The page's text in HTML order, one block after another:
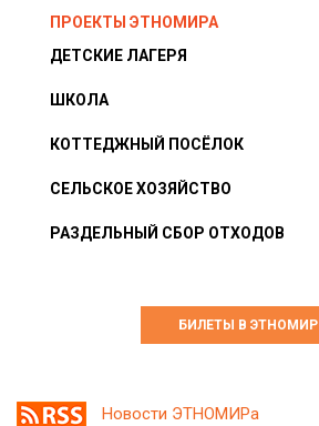
ПРОЕКТЫ ЭТНОМИРА
ДЕТСКИЕ ЛАГЕРЯ
ШКОЛА
КОТТЕДЖНЫЙ ПОСЁЛОК
СЕЛЬСКОЕ ХОЗЯЙСТВО
РАЗДЕЛЬНЫЙ СБОР ОТХОДОВ
БИЛЕТЫ В ЭТНОМИР
Новости ЭТНОМИРа